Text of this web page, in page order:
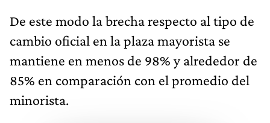
De este modo la brecha respecto al tipo de
cambio oficial en la plaza mayorista se
mantiene en menos de 98% y alrededor de
85% en comparación con el promedio del
minorista.